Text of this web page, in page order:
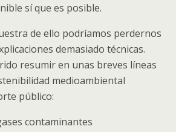
sí que es posible.
de ello podríamos perdernos
demasiado técnicas.
resumir en unas breves líneas
medioambiental
público:
contaminantes